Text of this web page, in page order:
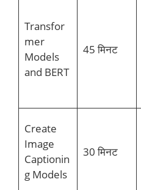
Transfor
mer
Models
and BERT
45 मिनट
Create
Image
Captionin
g Models
30 मिनट